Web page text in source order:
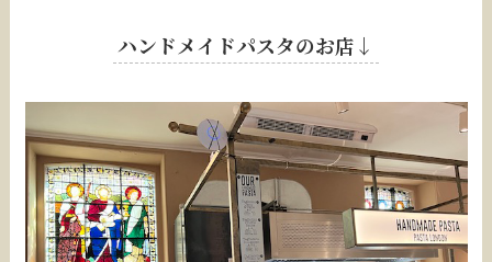
ハンドメイドパスタのお店↓